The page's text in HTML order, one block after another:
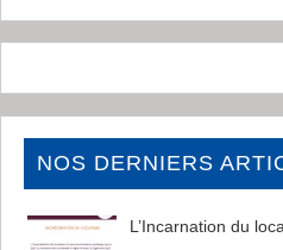
NOS DERNIERS
L’Incarnation du